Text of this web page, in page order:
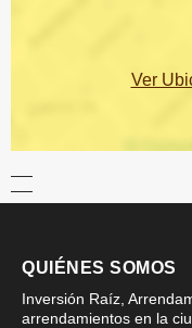
Ver
QUIÉNES SOMOS
Inversión Raíz,
arrendamientos en la